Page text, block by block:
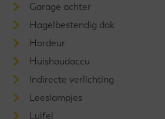
Garage achter
Hagelbestendig dak
Hordeur
Huishoudaccu
Indirecte verlichting
Leeslampjes
Luifel